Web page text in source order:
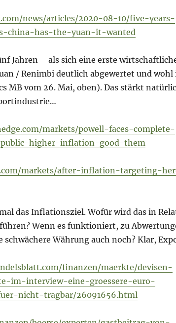
news/articles/2020-08-10/five-years-
china-has-the-yuan-it-wanted
Jahren – als sich eine erste
/ Renimbi deutlich abgewertet und wohl
MB vom 26. Mai, oben). Das stärkt
markets/powell-faces-complete-
higher-inflation-good-them
markets/after-inflation-targeting-
das Inflationsziel. Wofür wird das in
Wenn es funktioniert, zu
schwächere Währung auch noch? Klar,
finanzen/maerkte/devisen-
im-interview-eine-groessere-euro-
nicht-tragbar/26091656.html